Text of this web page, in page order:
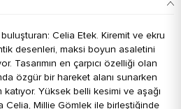
Celia Etek. Kiremit ve ekru
desenleri, maksi boyun asaletini
Tasarımın en çarpıcı özelliği olan
özgür bir hareket alanı sunarken
Yüksek belli kesimi ve aşağı
Celia, Millie Gömlek ile birleştiğinde